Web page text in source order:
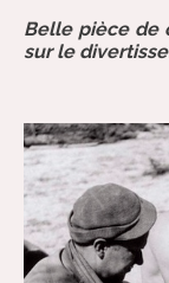
Belle pièce de
sur le